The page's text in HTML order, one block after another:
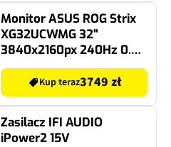
Monitor ASUS ROG Strix
XG32UCWMG 32"
3840x2160px 240Hz 0.03
ms [GTG]
Kup teraz3749 zł
Zasilacz IFI AUDIO
iPower2 15V